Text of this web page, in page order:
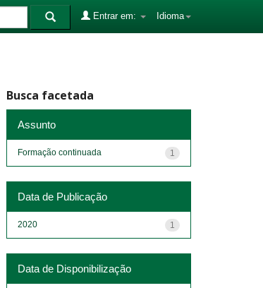
Idioma
Entrar em:
Busca facetada
Assunto
1
Formação continuada
Data de Publicação
1
2020
Data de Disponibilização